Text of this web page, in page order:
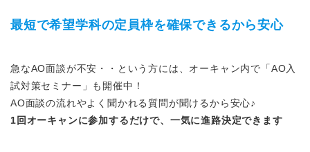
最短で希望学科の定員枠を確保できるから安心
急なAO面談が不安・・という方には、オーキャン内で「AO入
試対策セミナー」も開催中！
AO面談の流れやよく聞かれる質問が聞けるから安心♪
1回オーキャンに参加するだけで、一気に進路決定できます